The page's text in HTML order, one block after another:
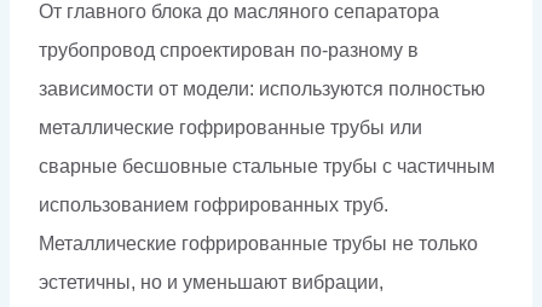
От главного блока до масляного сепаратора
трубопровод спроектирован по-разному в
зависимости от модели: используются полностью
металлические гофрированные трубы или
сварные бесшовные стальные трубы с частичным
использованием гофрированных труб.
Металлические гофрированные трубы не только
эстетичны, но и уменьшают вибрации,